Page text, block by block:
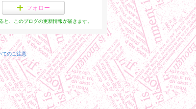
フォロー
と、このブログの更新情報が届きます。
てのご注意